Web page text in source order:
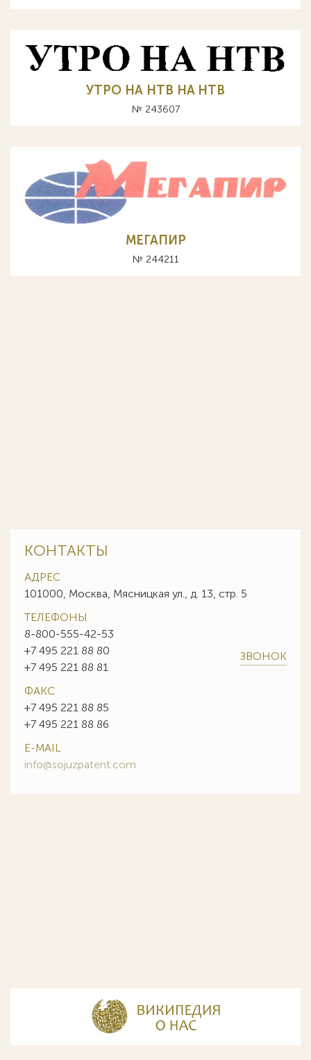
УТРО НА НТВ HA HTB
№ 243607
МЕГАПИР
№ 244211
КОНТАКТЫ
АДРЕС
101000, Москва, Мясницкая ул., д. 13, стр. 5
ТЕЛЕФОНЫ
8-800-555-42-53
+7 495 221 88 80
+7 495 221 88 81
ЗВОНОК
ФАКС
+7 495 221 88 85
+7 495 221 88 86
E-MAIL
info@sojuzpatent.com